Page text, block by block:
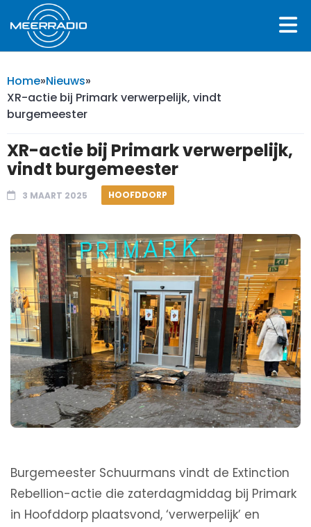
Home»Nieuws»
XR-actie bij Primark verwerpelijk, vindt
burgemeester
XR-actie bij Primark verwerpelijk,
vindt burgemeester
3 MAART 2025 HOOFDDORP
Burgemeester Schuurmans vindt de Extinction
Rebellion-actie die zaterdagmiddag bij Primark
in Hoofddorp plaatsvond, ‘verwerpelijk’ en